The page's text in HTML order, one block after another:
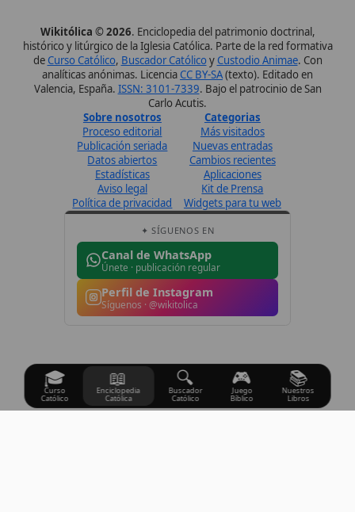
✦ SÍGUENOS EN
Canal de WhatsApp
Únete · publicación regular
Perfil de Instagram
Síguenos · @wikitolica